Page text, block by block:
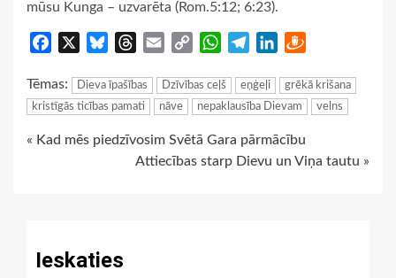
mūsu Kunga – uzvarēta (Rom.5:12; 6:23).
Facebook BlueskyThreads
Email
Copy
WhatsApp
TelegramLinkedIn
Tēmas: Dieva īpašības Dzīvības ceļš eņģeļi
grēkā krišana
kristīgās ticības pamati
nāve nepaklausība Dievam velns
Continue
« Kad mēs piedzīvosim Svētā Gara pārmācību
Attiecības starp Dievu un Viņa tautu »
Ieskaties